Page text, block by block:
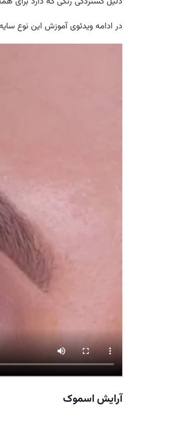
در ادامه ویدئوی آموزش این نوع
آرایش اسموک